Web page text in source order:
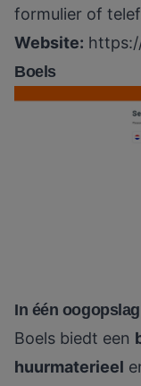
formulier of
Website:
Boels
In één oogopslag
Boels biedt een
huurmaterieel